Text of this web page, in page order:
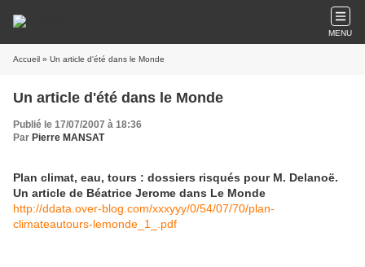
MENU
Accueil » Un article d'été dans le Monde
Un article d'été dans le Monde
Publié le 17/07/2007 à 18:36
Par Pierre MANSAT
Plan climat, eau, tours : dossiers risqués pour M. Delanoë.
Un article de Béatrice Jerome dans Le Monde
http://ddata.over-blog.com/xxxyyy/0/54/07/70/plan-
climateautours-lemonde_1_.pdf